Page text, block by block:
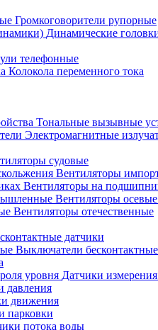
Громкоговорители рупорные
Динамические
телефонные
Колокола переменного тока
Тональные вызывные
Электромагнитные
судовые
Вентиляторы
Вентиляторы на
Вентиляторы
Вентиляторы отечественные
датчики
Выключатели бесконтактные
Датчики
давления
движения
парковки
потока воды